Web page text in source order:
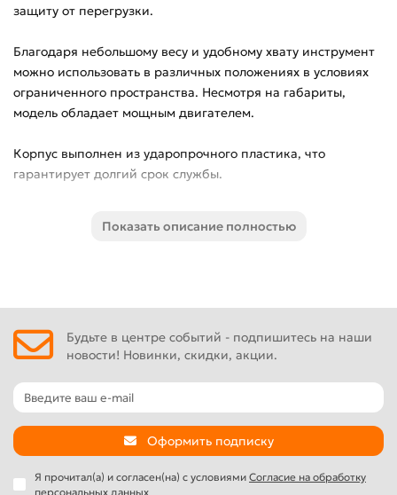
защиту от перегрузки.
Благодаря небольшому весу и удобному хвату инструмент
можно использовать в различных положениях в условиях
ограниченного пространства. Несмотря на габариты,
модель обладает мощным двигателем.
Корпус выполнен из ударопрочного пластика, что
гарантирует долгий срок службы.
нажатием кнопки на корпусе редуктора, без
Для дополнительной безопасности установлено
устройство защиты от пуска после отключения питания.
Показать описание полностью
Будьте в центре событий - подпишитесь на наши
новости! Новинки, скидки, акции.
Оформить подписку
Я прочитал(а) и согласен(на) с условиями Согласие на обработку
персональных данных